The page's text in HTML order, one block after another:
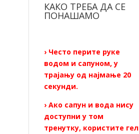
КАКО ТРЕБА ДА СЕ
ПОНАШАМО
› Често перите руке
водом и сапуном, у
трајању од најмање 20
секунди.
› Ако сапун и вода нису
доступни у том
тренутку, користите гел